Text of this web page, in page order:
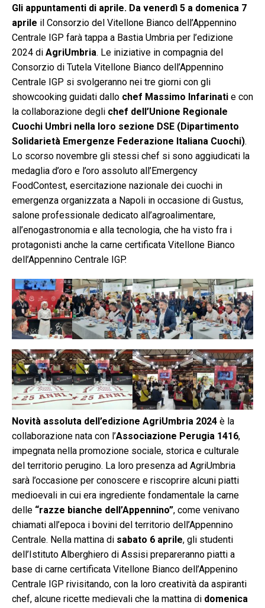
Gli appuntamenti di aprile. Da venerdì 5 a domenica 7
aprile il Consorzio del Vitellone Bianco dell’Appennino
Centrale IGP farà tappa a Bastia Umbria per l’edizione
2024 di AgriUmbria. Le iniziative in compagnia del
Consorzio di Tutela Vitellone Bianco dell’Appennino
Centrale IGP si svolgeranno nei tre giorni con gli
showcooking guidati dallo chef Massimo Infarinati e con
la collaborazione degli chef dell’Unione Regionale
Cuochi Umbri nella loro sezione DSE (Dipartimento
Solidarietà Emergenze Federazione Italiana Cuochi).
Lo scorso novembre gli stessi chef si sono aggiudicati la
medaglia d’oro e l’oro assoluto all’Emergency
FoodContest, esercitazione nazionale dei cuochi in
emergenza organizzata a Napoli in occasione di Gustus,
salone professionale dedicato all’agroalimentare,
all’enogastronomia e alla tecnologia, che ha visto fra i
protagonisti anche la carne certificata Vitellone Bianco
dell’Appennino Centrale IGP.
Novità assoluta dell’edizione AgriUmbria 2024 è la
collaborazione nata con l’Associazione Perugia 1416,
impegnata nella promozione sociale, storica e culturale
del territorio perugino. La loro presenza ad AgriUmbria
sarà l’occasione per conoscere e riscoprire alcuni piatti
medioevali in cui era ingrediente fondamentale la carne
delle “razze bianche dell’Appennino”, come venivano
chiamati all’epoca i bovini del territorio dell’Appennino
Centrale. Nella mattina di sabato 6 aprile, gli studenti
dell’Istituto Alberghiero di Assisi prepareranno piatti a
base di carne certificata Vitellone Bianco dell’Appenino
Centrale IGP rivisitando, con la loro creatività da aspiranti
chef, alcune ricette medievali che la mattina di domenica